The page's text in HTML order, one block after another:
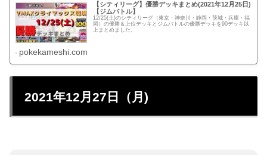
【シティリーグ】優勝デッキまとめ(2021年12月25日)
【ジムバトル】
12/25(土)のシティリーグ（東京・神奈川・静岡・茨城・兵庫・福
岡）の優勝＆上位デッキとジムバトルの優勝デッキを90デッキ以
上まとめました。
pokekameshi.com
2021年12月27日（月)